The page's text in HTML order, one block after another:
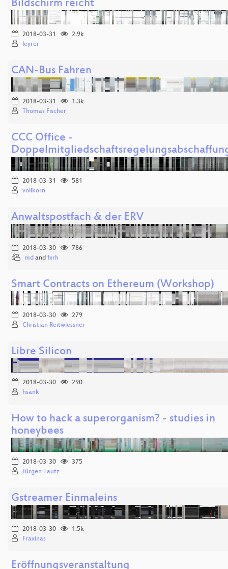
Bildschirm reicht
2018-03-31
2.9k
leyrer
CAN-Bus Fahren
2018-03-31
1.3k
Thomas Fischer
CCC Office -
2018-03-31
581
vollkorn
Anwaltspostfach & der ERV
2018-03-30
786
md and fxrh
Smart Contracts on Ethereum (Workshop)
2018-03-30
279
Christian Reitwiessner
Libre Silicon
2018-03-30
290
hsank
How to hack a superorganism? - studies in
honeybees
2018-03-30
375
Jürgen Tautz
Gstreamer Einmaleins
2018-03-30
1.5k
Fraxinas
Eröffnungsveranstaltung